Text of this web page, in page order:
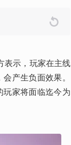
表示，玩家在主线
产生负面效果。
家将面临迄今为